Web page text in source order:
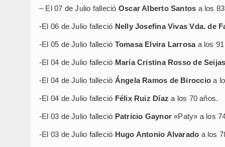
– El 07 de Julio falleció Oscar Alberto Santos a los
-El 06 de Julio falleció Nelly Josefina Vivas Vda. de
-El 05 de Julio falleció Tomasa Elvira Larrosaa los
-El 04 de Julio falleció María Cristina Rosso de
-El 04 de Julio falleció Ángela Ramos de Biroccio a
-El 04 de Julio falleció Félix Ruiz Díaz a los 70 años.
-El 03 de Julio falleció Patricio Gaynor «Paty» a los
-El 03 de Julio falleció Hugo Antonio Alvarado a los